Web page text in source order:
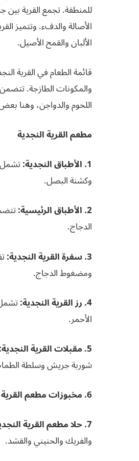
للمنطقة. تجمع القرية
الأصالة والدفء. وتتميز
الألبان والقمح الأصيل.
قائمة الطعام في القرية
والمكونات الطازجة. تتضمن
اللحوم والدواجن، وهنا
مطعم القرية النجدية
1. الأطباق النجدية:
تشمل
وكشنة البصل.
2. الأطباق الرئيسية:
الدجاج.
3. سفرة القرية النجدية:
ومضغوط الدجاج.
4. رز القرية النجدية:
الأحمر.
5. مقبلات القرية النجدية:
شوربة جريش وسلطة
6. مخبوزات مطعم القرية النجدية:
7. حلا مطعم القرية النجدية:
والفريك والحنيني والقشد.